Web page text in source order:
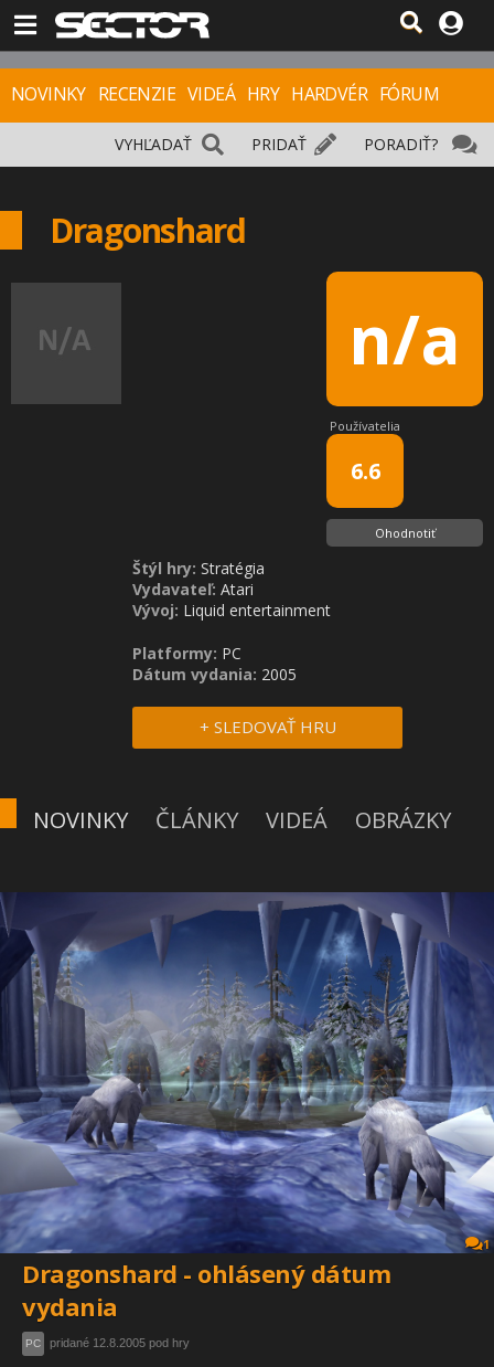
NOVINKY RECENZIE VIDEÁ HRY HARDVÉR FÓRUM
PORADIŤ?
PRIDAŤ
VYHĽADAŤ
Dragonshard
n/a
Používatelia
6.6
Ohodnotiť
Štýl hry: Stratégia
Vydavateľ: Atari
Vývoj: Liquid entertainment
Platformy: PC
Dátum vydania: 2005
+ SLEDOVAŤ HRU
NOVINKY ČLÁNKY VIDEÁ OBRÁZKY
1
Dragonshard - ohlásený dátum
vydania
PC pridané 12.8.2005 pod hry